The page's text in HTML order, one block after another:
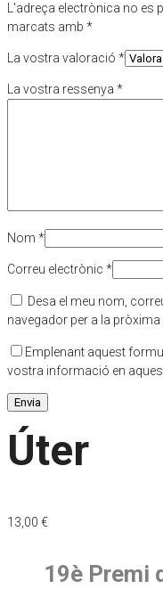
L'adreça electrònica no es
marcats amb *
La vostra valoració *
La vostra ressenya *
Nom *
Correu electrònic *
Desa el meu nom,
navegador per a la pròxima
Emplenant aquest
vostra informació en
Úter
13,00 €
19è Premi